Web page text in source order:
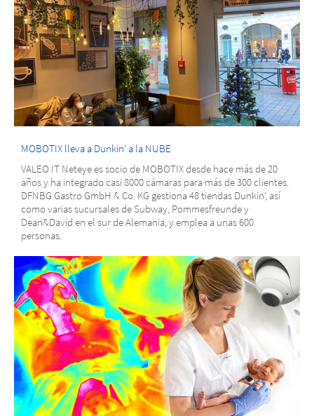
MOBOTIX lleva a Dunkin’ a la NUBE
VALEO IT Neteye es socio de MOBOTIX desde hace más de 20
años y ha integrado casi 8000 cámaras para más de 300 clientes.
DFNBG Gastro GmbH & Co. KG gestiona 48 tiendas Dunkin', así
como varias sucursales de Subway, Pommesfreunde y
Dean&David en el sur de Alemania, y emplea a unas 600
personas.